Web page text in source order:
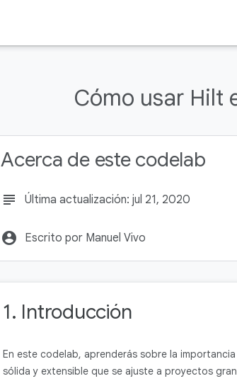
Cómo usar Hilt
Acerca de este codelab
subject Última actualización: jul 21, 2020
account_circle Escrito por Manuel Vivo
1. Introducción
En este codelab, aprenderás sobre la
sólida y extensible que se ajuste a proyectos